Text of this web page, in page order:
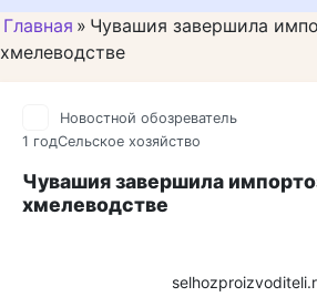
Главная » Чувашия завершила
хмелеводстве
Новостной обозреватель
1 годСельское хозяйство
Чувашия завершила
хмелеводстве